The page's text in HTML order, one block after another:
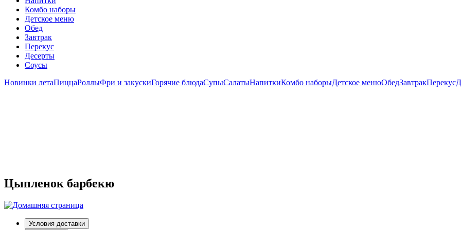
Комбо наборы
Детское меню
Обед
Завтрак
Перекус
Десерты
Соусы
Новинки летаПиццаРоллыФри и закускиГорячие блюдаСупыСалатыНапиткиКомбо наборыДетское менюОбедЗавтракПерекус
Цыпленок барбекю
Условия доставки